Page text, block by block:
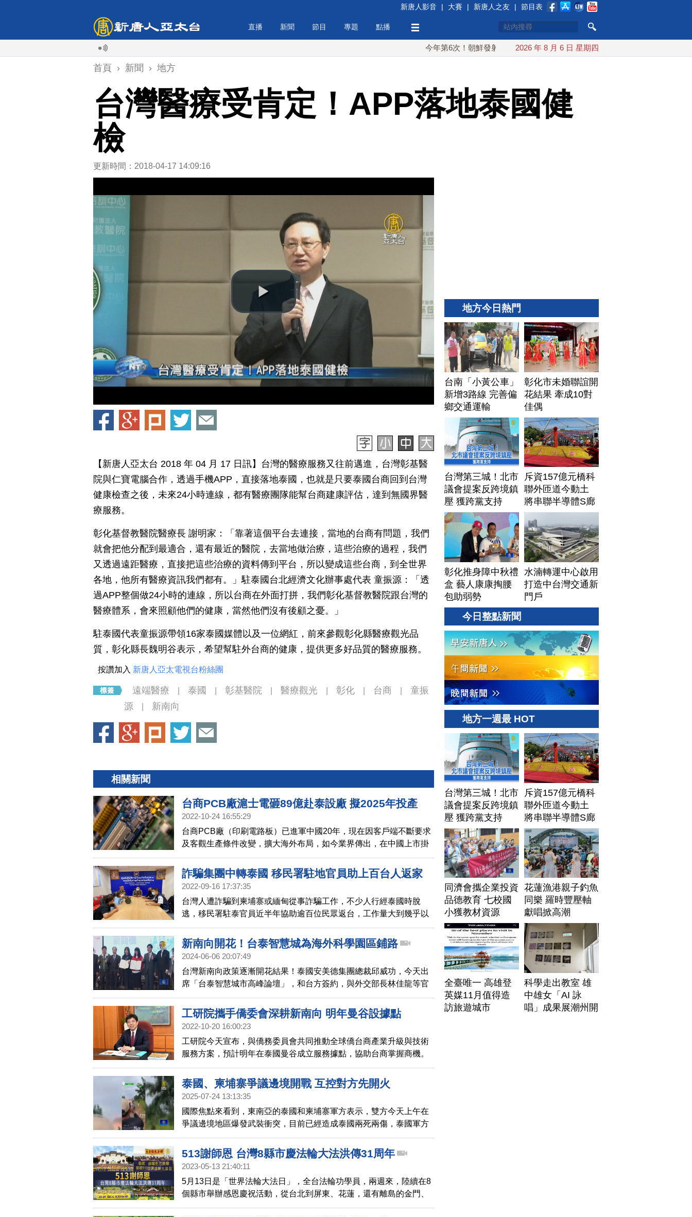
新唐人影音 | 大賽 | 新唐人之友 | 節目表
直播 新聞 節目 專題 點播
今年第6次！朝鮮發射彈道導彈 落日本EEZ外 紅海戰火續升溫 也門胡塞武裝稱
2026 年 8 月 6 日 星期四
首頁 › 新聞 › 地方
台灣醫療受肯定！APP落地泰國健
檢
更新時間：2018-04-17 14:09:16
【新唐人亞太台 2018 年 04 月 17 日訊】台灣的醫療服務又往前邁進，台灣彰基醫
院與仁寶電腦合作，透過手機APP，直接落地泰國，也就是只要泰國台商回到台灣
健康檢查之後，未來24小時連線，都有醫療團隊能幫台商建康評估，達到無國界醫
療服務。
彰化基督教醫院醫療長 謝明家：「靠著這個平台去連接，當地的台商有問題，我們
就會把他分配到最適合，還有最近的醫院，去當地做治療，這些治療的過程，我們
又透過遠距醫療，直接把這些治療的資料傳到平台，所以變成這些台商，到全世界
各地，他所有醫療資訊我們都有。」駐泰國台北經濟文化辦事處代表 童振源：「透
過APP整個做24小時的連線，所以台商在外面打拼，我們彰化基督教醫院跟台灣的
醫療體系，會來照顧他們的健康，當然他們沒有後顧之憂。」
駐泰國代表童振源帶領16家泰國媒體以及一位網紅，前來參觀彰化縣醫療觀光品
質，彰化縣長魏明谷表示，希望幫駐外台商的健康，提供更多好品質的醫療服務。
按讚加入 新唐人亞太電視台粉絲團
遠端醫療 泰國 彰基醫院 醫療觀光 彰化 台商
童振
源
新南向
相關新聞
台商PCB廠滬士電砸89億赴泰設廠 擬2025年投產
2022-10-24 16:55:29
台商PCB廠（印刷電路板）已進軍中國20年，現在因客戶端不斷要求
及客觀生產條件改變，擴大海外布局，如今業界傳出，在中國上市掛
牌的滬士電，將赴泰國投資設廠，投資額將高達2.8億美元（約89.8億
新臺幣），預計2025年投產。
詐騙集團中轉泰國 移民署駐地官員助上百台人返家
2022-09-16 17:37:35
台灣人遭詐騙到柬埔寨或緬甸從事詐騙工作，不少人行經泰國時脫
逃，移民署駐泰官員近半年協助逾百位民眾返台，工作量大到幾乎以
機場為家。泰國台商也出錢出力，協助受害者早日返家。
新南向開花！台泰智慧城為海外科學園區鋪路
2024-06-06 20:07:49
台灣新南向政策逐漸開花結果！泰國安美德集團總裁邱威功，今天出
席「台泰智慧城市高峰論壇」，和台方簽約，與外交部長林佳龍等官
員同台，共同見證台泰智慧城正式啟動。
工研院攜手僑委會深耕新南向 明年曼谷設據點
2022-10-20 16:00:23
工研院今天宣布，與僑務委員會共同推動全球僑台商產業升級與技術
服務方案，預計明年在泰國曼谷成立服務據點，協助台商掌握商機。
泰國、柬埔寨爭議邊境開戰 互控對方先開火
2025-07-24 13:13:35
國際焦點來看到，東南亞的泰國和柬埔寨軍方表示，雙方今天上午在
爭議邊境地區爆發武裝衝突，目前已經造成泰國兩死兩傷，泰國軍方
官員說，柬埔寨一直在使用火箭發射器等多種武器，在兩國緊張局勢
醞釀數週後，互相指控對方先開火。
513謝師恩 台灣8縣市慶法輪大法洪傳31周年
2023-05-13 21:40:11
5月13日是「世界法輪大法日」，全台法輪功學員，兩週來，陸續在8
個縣市舉辦感恩慶祝活動，從台北到屏東、花蓮，還有離島的金門、
澎湖，他們分享修煉真善忍的美好，慶祝法輪大法洪傳世界31周年。
地方今日熱門
台南「小黃公車」
新增3路線 完善偏
鄉交通運輸
彰化市未婚聯誼開
花結果 牽成10對
佳偶
台灣第三城！北市
議會提案反跨境鎮
壓 獲跨黨支持
斥資157億元橋科
聯外匝道今動土
將串聯半導體S廊
帶
彰化推身障中秋禮
盒 藝人康康掏腰
包助弱勢
水湳轉運中心啟用
打造中台灣交通新
門戶
今日整點新聞
地方一週最 HOT
台灣第三城！北市
議會提案反跨境鎮
壓 獲跨黨支持
斥資157億元橋科
聯外匝道今動土
將串聯半導體S廊
帶
同濟會攜企業投資
品德教育 七校國
小獲教材資源
花蓮漁港親子釣魚
同樂 羅時豐壓軸
獻唱掀高潮
全臺唯一 高雄登
英媒11月值得造
訪旅遊城市
科學走出教室 雄
中雄女「AI 詠
唱」成果展潮州開